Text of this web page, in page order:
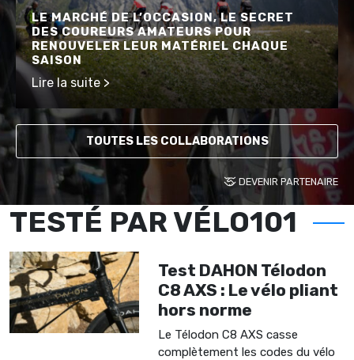
LE MARCHÉ DE L’OCCASION, LE SECRET
DES COUREURS AMATEURS POUR
RENOUVELER LEUR MATÉRIEL CHAQUE
SAISON
Lire la suite >
TOUTES LES COLLABORATIONS
DEVENIR PARTENAIRE
TESTÉ PAR VÉLO101
Test DAHON Télodon
C8 AXS : Le vélo pliant
hors norme
Le Télodon C8 AXS casse
complètement les codes du vélo